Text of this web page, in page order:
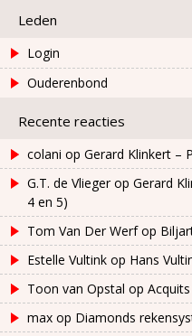
Leden
Login
Ouderenbond
Recente reacties
colani op Gerard Klinkert –
G.T. de Vliegerop Gerard
4 en 5)
Tom Van Der Werfop
Estelle Vultink op Hans
Toon van Opstal op
max op Diamonds